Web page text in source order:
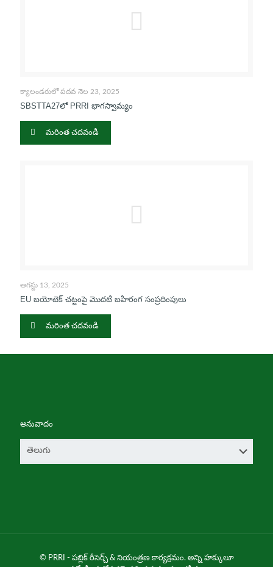
క్యాలండరులో పదవ నెల 23, 2025
SBSTTA27లో PRRI భాగస్వామ్యం
మరింత చదవండి
ఆగస్టు 13, 2025
EU బయోటెక్ చట్టంపై మొదటి బహిరంగ సంప్రదింపులు
మరింత చదవండి
అనువాదం
© PRRI - పబ్లిక్ రీసెర్చ్ & నియంత్రణ కార్యక్రమం. అన్ని హక్కులూ